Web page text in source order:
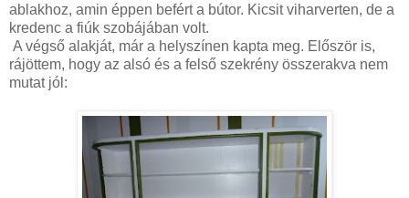
ablakhoz, amin éppen befért a bútor. Kicsit viharverten, de a
kredenc a fiúk szobájában volt.
A végső alakját, már a helyszínen kapta meg. Először is,
rájöttem, hogy az alsó és a felső szekrény összerakva nem
mutat jól: